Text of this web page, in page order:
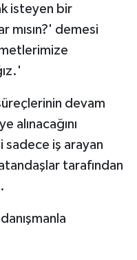
isteyen bir
mısın?' demesi
devam
alınacağını
sadece iş arayan
tarafından